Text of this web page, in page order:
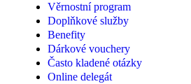
Věrnostní program
Doplňkové služby
Benefity
Dárkové vouchery
Často kladené otázky
Online delegát